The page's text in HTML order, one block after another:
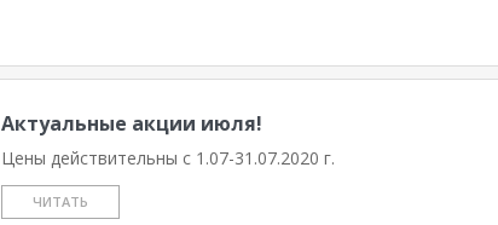
Актуальные акции июля!
Цены действительны с 1.07-31.07.2020 г.
ЧИТАТЬ